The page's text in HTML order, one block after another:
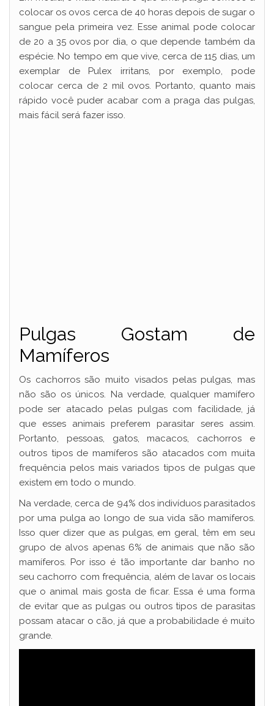
colocar os ovos cerca de 40 horas depois de sugar o
sangue pela primeira vez. Esse animal pode colocar
de 20 a 35 ovos por dia, o que depende também da
espécie. No tempo em que vive, cerca de 115 dias, um
exemplar de Pulex irritans, por exemplo, pode
colocar cerca de 2 mil ovos. Portanto, quanto mais
rápido você puder acabar com a praga das pulgas,
mais fácil será fazer isso.
Pulgas Gostam de
Mamíferos
Os cachorros são muito visados pelas pulgas, mas
não são os únicos. Na verdade, qualquer mamífero
pode ser atacado pelas pulgas com facilidade, já
que esses animais preferem parasitar seres assim.
Portanto, pessoas, gatos, macacos, cachorros e
outros tipos de mamíferos são atacados com muita
frequência pelos mais variados tipos de pulgas que
existem em todo o mundo.
Na verdade, cerca de 94% dos indivíduos parasitados
por uma pulga ao longo de sua vida são mamíferos.
Isso quer dizer que as pulgas, em geral, têm em seu
grupo de alvos apenas 6% de animais que não são
mamíferos. Por isso é tão importante dar banho no
seu cachorro com frequência, além de lavar os locais
que o animal mais gosta de ficar. Essa é uma forma
de evitar que as pulgas ou outros tipos de parasitas
possam atacar o cão, já que a probabilidade é muito
grande.